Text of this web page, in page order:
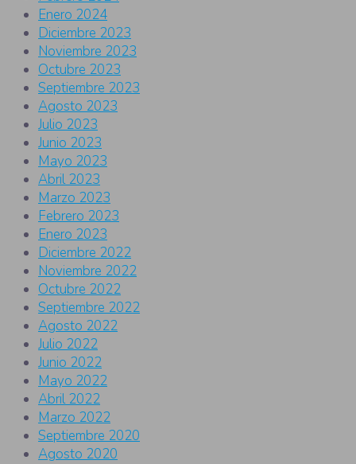
Enero 2024
Diciembre 2023
Noviembre 2023
Octubre 2023
Septiembre 2023
Agosto 2023
Julio 2023
Junio 2023
Mayo 2023
Abril 2023
Marzo 2023
Febrero 2023
Enero 2023
Diciembre 2022
Noviembre 2022
Octubre 2022
Septiembre 2022
Agosto 2022
Julio 2022
Junio 2022
Mayo 2022
Abril 2022
Marzo 2022
Septiembre 2020
Agosto 2020